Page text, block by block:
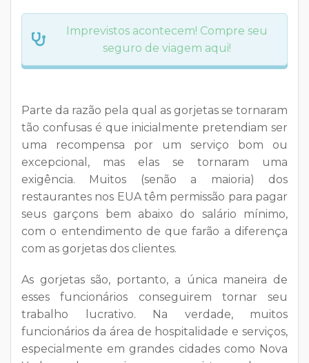
Imprevistos acontecem! Compre seu
seguro de viagem aqui!
Parte da razão pela qual as gorjetas se tornaram
tão confusas é que inicialmente pretendiam ser
uma recompensa por um serviço bom ou
excepcional, mas elas se tornaram uma
exigência. Muitos (senão a maioria) dos
restaurantes nos EUA têm permissão para pagar
seus garçons bem abaixo do salário mínimo,
com o entendimento de que farão a diferença
com as gorjetas dos clientes.
As gorjetas são, portanto, a única maneira de
esses funcionários conseguirem tornar seu
trabalho lucrativo. Na verdade, muitos
funcionários da área de hospitalidade e serviços,
especialmente em grandes cidades como Nova